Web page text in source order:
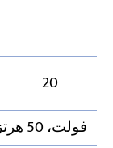
20
3P، 380 فولت، 50 هرتز